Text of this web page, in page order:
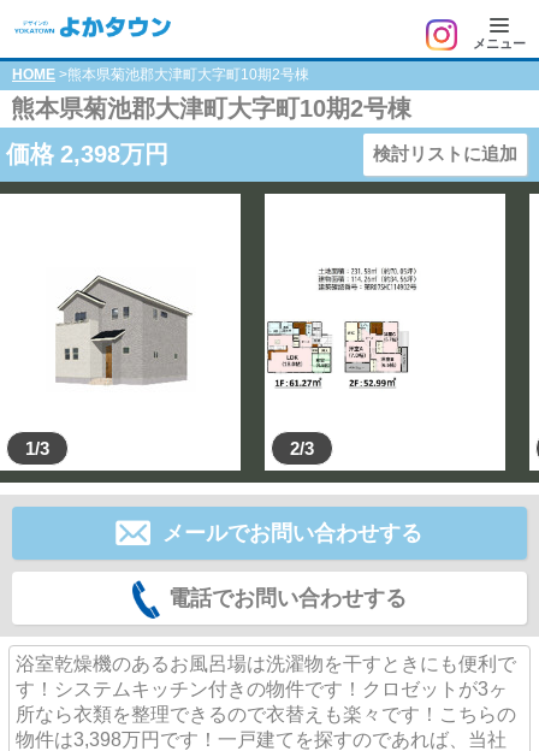
メニュー
HOME >熊本県菊池郡大津町大字町10期2号棟
熊本県菊池郡大津町大字町10期2号棟
価格 2,398万円 検討リストに追加
1/3 2/3
メールでお問い合わせする
電話でお問い合わせする
浴室乾燥機のあるお風呂場は洗濯物を干すときにも便利で
す！システムキッチン付きの物件です！クロゼットが3ヶ
所なら衣類を整理できるので衣替えも楽々です！こちらの
物件は3,398万円です！一戸建てを探すのであれば、当社